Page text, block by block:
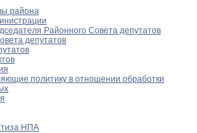
района
Районного Совета депутатов
депутатов
политику в отношении обработки
НПА